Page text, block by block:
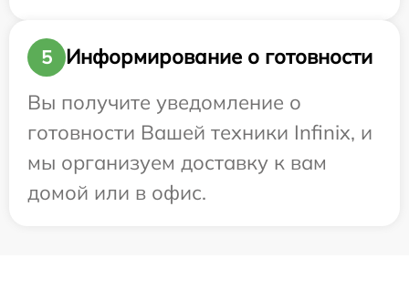
5
Информирование о готовности
Вы получите уведомление о
готовности Вашей техники Infinix, и
мы организуем доставку к вам
домой или в офис.